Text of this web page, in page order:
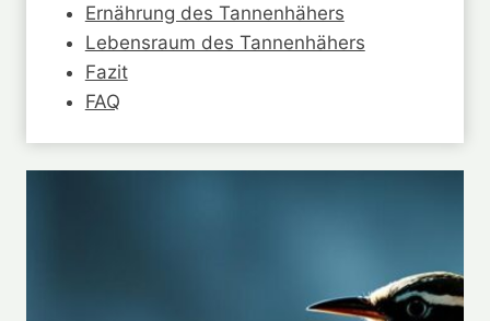
Ernährung des Tannenhähers
Lebensraum des Tannenhähers
Fazit
FAQ